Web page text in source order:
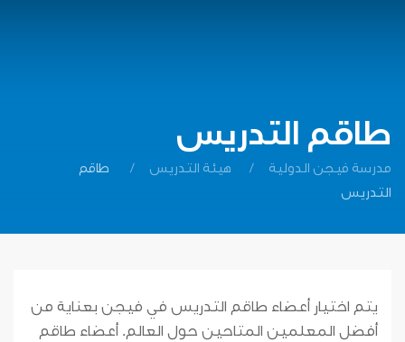
طاقم التدريس
مدرسة فيجن الدولية هيئة التدريس
طاقم
التدريس
يتم اختيار أعضاء طاقم التدريس في فيجن بعناية من
أفضل المعلمين المتاحين حول العالم. أعضاء طاقم